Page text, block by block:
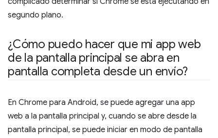
segundo plano.
¿Cómo puedo hacer que mi app web
de la pantalla principal se abra en
pantalla completa desde un envío?
En Chrome para Android, se puede agregar una app
web a la pantalla principal y, cuando se abre desde la
pantalla principal, se puede iniciar en modo de pantalla